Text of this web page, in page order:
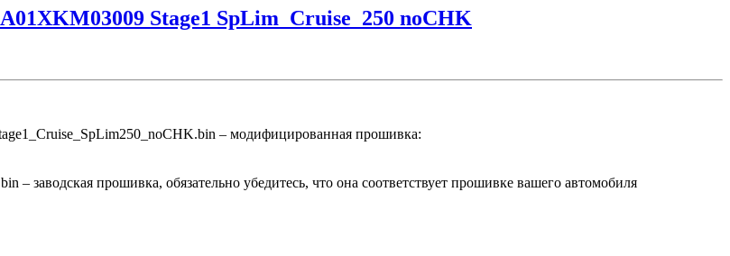
Stage1 SpLim_Cruise_250 noCHK
– модифицированная прошивка:
заводская прошивка, обязательно убедитесь, что она соответствует прошивке вашего автомобиля